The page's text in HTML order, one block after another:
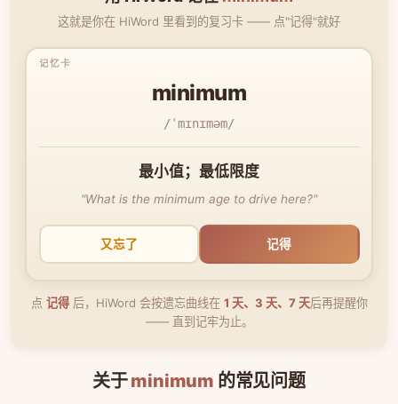
这就是你在 HiWord 里看到的复习卡 —— 点"记得"就好
minimum
/ˈmɪnɪməm/
最小值；最低限度
"What is the minimum age to drive here?"
又忘了 记得
点 记得后，HiWord 会按遗忘曲线在 1 天、3 天、7 天后再提醒你
—— 直到记牢为止。
关于minimum 的常见问题